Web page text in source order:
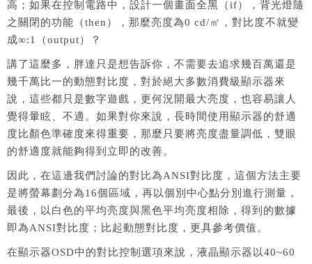
高；如果在控制電路中，設計一個畫面全黑（if），背光燈隨
之關閉的功能（then），那麼亮度為0 cd/㎡，對比度不就變
成∞:1（output）？
講了這麼多，胖達只是想告訴你，不需要去追求幾百萬還是
幾千萬比一的動態對比度，對於絕大多數消費級顯示器來
說，這些都只是數字遊戲，更何況開最大亮度，也容易讓人
覺得暈眩、不適。如果對你來說，長時間使用顯示器的舒適
度比顏色準確度來得重要，那麼只要將亮度盡量調低，雙眼
的舒適度就能夠得到立即的改善。
因此，在這邊我們討論的對比為ANSI對比度，這個方法主要
是將螢幕劃分為16個區域，再以個別中心點分別進行測量，
最後，以白色的平均亮度與黑色平均亮度相除，得到的數據
即為ANSI對比度；比起動態對比度，更具參考價值。
在顯示器OSD中的對比控制選項來說，液晶顯示器以40~60